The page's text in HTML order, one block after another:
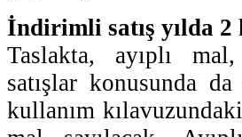
İndirimli satış yılda 2
Taslakta, ayıplı
satışlar konusunda
kullanım